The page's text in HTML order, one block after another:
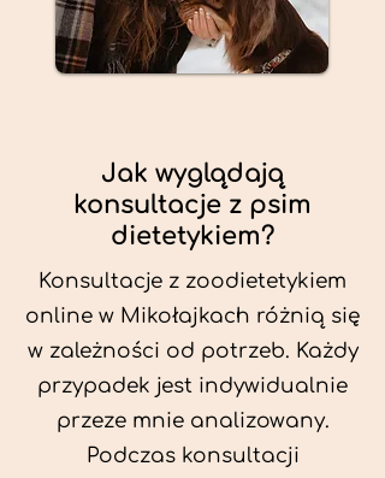
Jak wyglądają
konsultacje z psim
dietetykiem?
Konsultacje z zoodietetykiem
online w Mikołajkach różnią się
w zależności od potrzeb. Każdy
przypadek jest indywidualnie
przeze mnie analizowany.
Podczas konsultacji